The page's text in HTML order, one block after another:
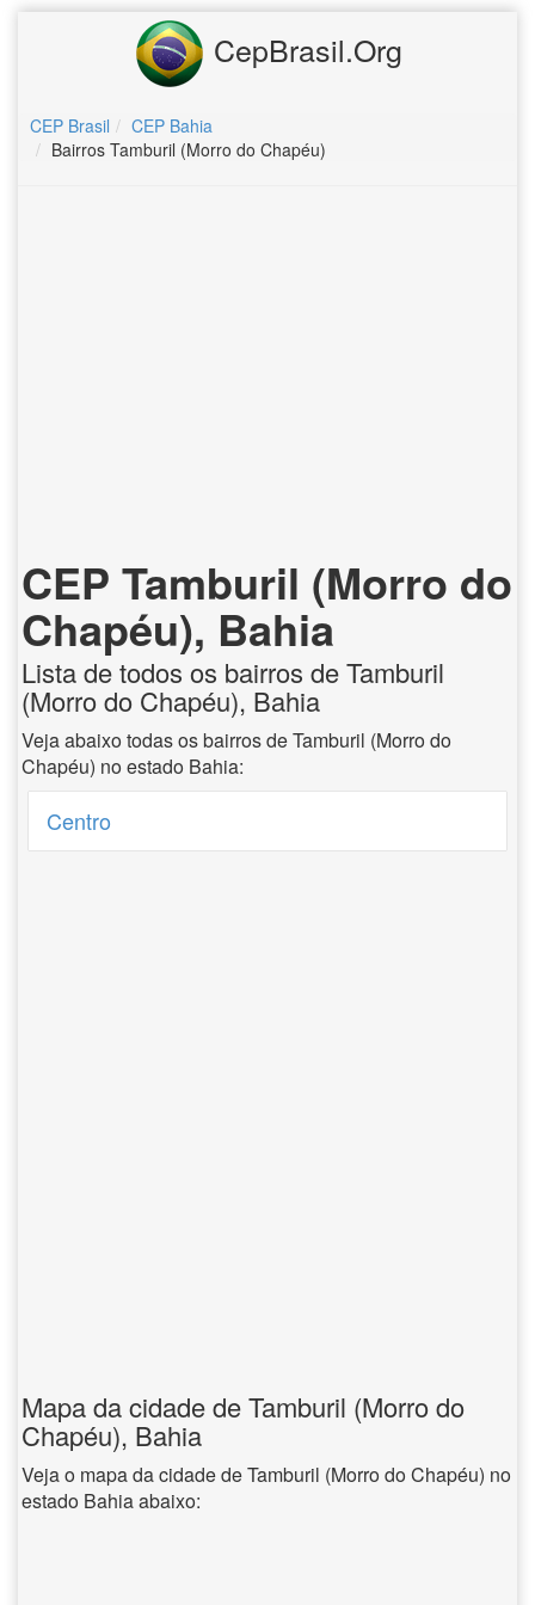
CepBrasil.Org
CEP Brasil
CEP Bahia
Bairros Tamburil (Morro do Chapéu)
CEP Tamburil (Morro do
Chapéu), Bahia
Lista de todos os bairros de Tamburil
(Morro do Chapéu), Bahia
Veja abaixo todas os bairros de Tamburil (Morro do
Chapéu) no estado Bahia:
Centro
Mapa da cidade de Tamburil (Morro do
Chapéu), Bahia
Veja o mapa da cidade de Tamburil (Morro do Chapéu) no
estado Bahia abaixo: